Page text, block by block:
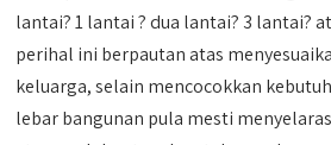
lantai? 1 lantai ? dua lantai? 3 lantai?
perihal ini berpautan atas
keluarga, selain mencocokkan
lebar bangunan pula mesti